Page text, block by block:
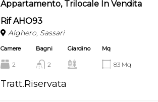
Appartamento, Trilocale In Vendita
Rif AHO93
Alghero, Sassari
Camere
2
Bagni
2
Giardino Mq
83 Mq
Tratt.Riservata